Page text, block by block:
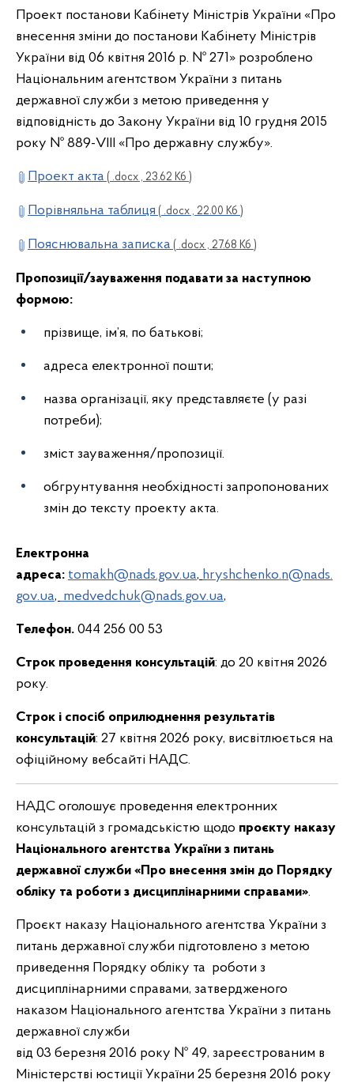
Проект постанови Кабінету Міністрів України «Про
внесення зміни до постанови Кабінету Міністрів
України від 06 квітня 2016 р. № 271» розроблено
Національним агентством України з питань
державної служби з метою приведення у
відповідність до Закону України від 10 грудня 2015
року № 889-VIII «Про державну службу».
Проект акта ( .docx , 23.62 Кб )
Порівняльна таблиця ( .docx , 22.00 Кб )
Пояснювальна записка ( .docx , 27.68 Кб )
Пропозиції/зауваження подавати за наступною
формою:
прізвище, ім’я, по батькові;
адреса електронної пошти;
назва організації, яку представляєте (у разі
потреби);
зміст зауваження/пропозиції.
обгрунтування необхідності запропонованих
змін до тексту проекту акта.
Електронна
адреса: tomakh@nads.gov.ua, hryshchenko.n@nads.
gov.ua, medvedchuk@nads.gov.ua,
Телефон. 044 256 00 53
Строк проведення консультацій: до 20 квітня 2026
року.
Строк і спосіб оприлюднення результатів
консультацій: 27 квітня 2026 року, висвітлюється на
офіційному вебсайті НАДС.
НАДС оголошує проведення електронних
консультацій з громадськістю щодо проєкту наказу
Національного агентства України з питань
державної служби «Про внесення змін до Порядку
обліку та роботи з дисциплінарними справами».
Проєкт наказу Національного агентства України з
питань державної служби підготовлено з метою
приведення Порядку обліку та роботи з
дисциплінарними справами, затвердженого
наказом Національного агентства України з питань
державної служби
від 03 березня 2016 року № 49, зареєстрованим в
Міністерстві юстиції України 25 березня 2016 року